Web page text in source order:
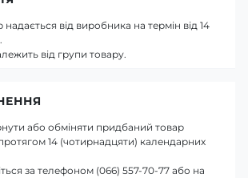
надається від виробника на термін від 14
від групи товару.
або обміняти придбаний товар
14 (чотирнадцяти) календарних
за телефоном (066) 557-70-77 або на